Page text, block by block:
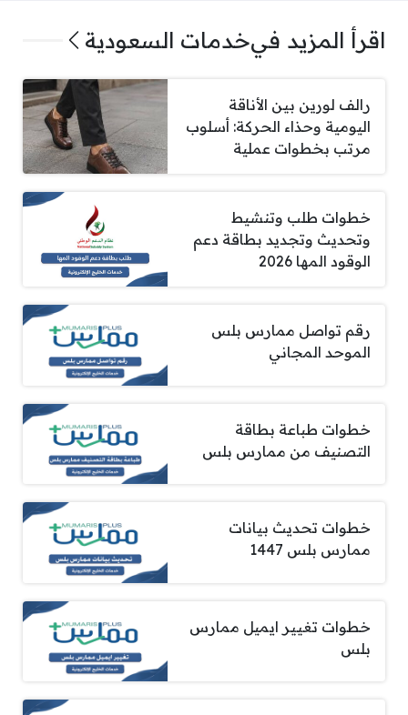
اقرأ المزيد فيخدمات السعودية
رالف لورين بين الأناقة
اليومية وحذاء الحركة: أسلوب
مرتب بخطوات عملية
خطوات طلب وتنشيط
وتحديث وتجديد بطاقة دعم
الوقود المها 2026
رقم تواصل ممارس بلس
الموحد المجاني
خطوات طباعة بطاقة
التصنيف من ممارس بلس
خطوات تحديث بيانات
ممارس بلس 1447
خطوات تغيير ايميل ممارس
بلس